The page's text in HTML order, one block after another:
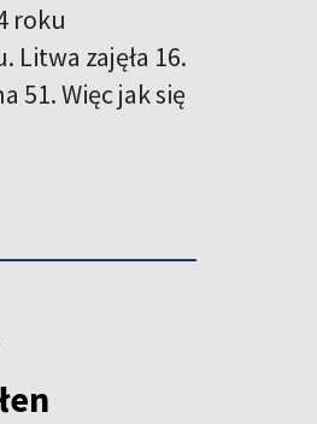
roku
Litwa zajęła 16.
51. Więc jak się